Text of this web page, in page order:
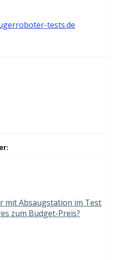
tests.de
mit Absaugstation im Test
zum Budget-Preis?